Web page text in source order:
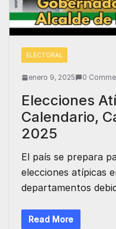
ELECTORAL
enero 9, 2025 0
Elecciones
Calendario,
2025
El país se prepara
elecciones atípicas
departamentos
Read More